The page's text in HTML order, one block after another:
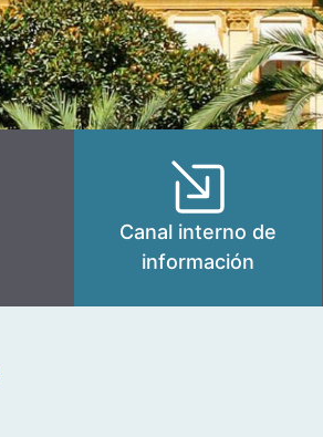
Canal interno de
información